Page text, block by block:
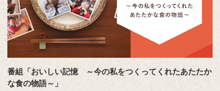
番組「おいしい記憶 ～今の私をつくってくれたあたたか
な食の物語～」